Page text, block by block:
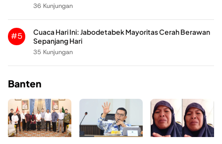
36 Kunjungan
#5
Cuaca Hari Ini: Jabodetabek Mayoritas Cerah Berawan
Sepanjang Hari
35 Kunjungan
Banten